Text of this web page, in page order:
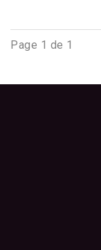
Page 1 de 1